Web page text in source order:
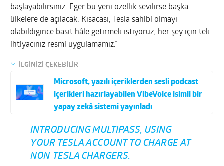
başlayabilirsiniz. Eğer bu yeni özellik sevilirse başka
ülkelere de açılacak. Kısacası, Tesla sahibi olmayı
olabildiğince basit hâle getirmek istiyoruz; her şey için tek
ihtiyacınız resmi uygulamamız.”
İLGİNİZİ ÇEKEBİLİR
Microsoft, yazılı içeriklerden sesli podcast
içerikleri hazırlayabilen VibeVoice isimli bir
yapay zekâ sistemi yayınladı
INTRODUCING MULTIPASS, USING
YOUR TESLA ACCOUNT TO CHARGE AT
NON-TESLA CHARGERS.